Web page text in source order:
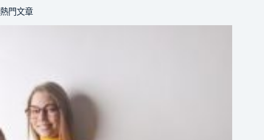
熱門文章